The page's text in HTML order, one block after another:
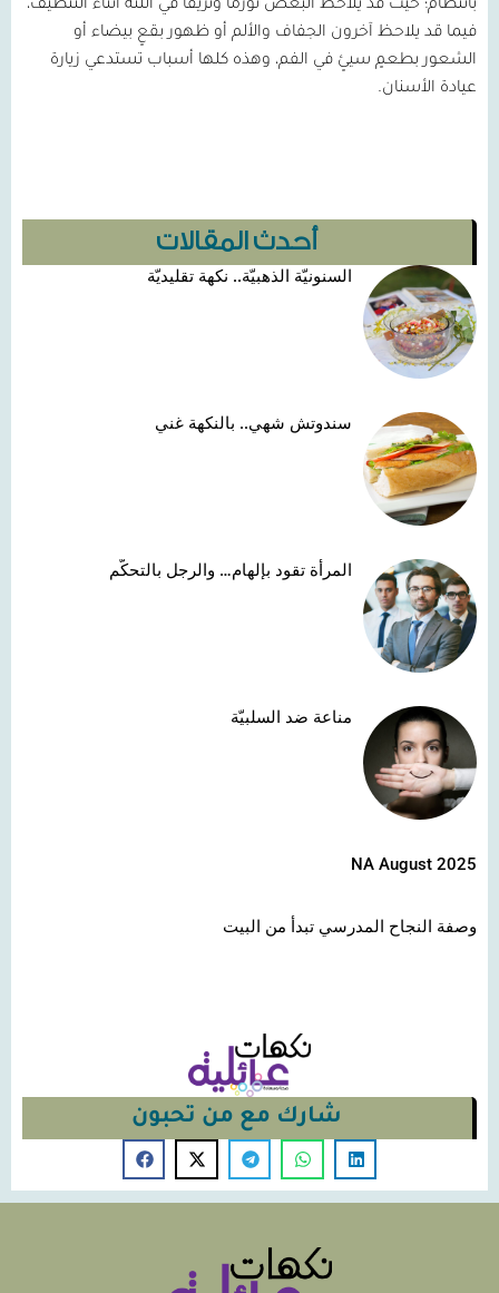
أحدث المقالات
السنونيّة الذهبيّة.. نكهة تقليديّة
سندوتش شهي.. بالنكهة غني
المرأة تقود بإلهام… والرجل بالتحكّم
مناعة ضد السلبيّة
NA August 2025
وصفة النجاح المدرسي تبدأ من البيت
شارك مع من تحبون
بانتظام؛ حيث قد يلاحظ البعض تورمًا ونزيفًا في اللثة أثناء التنظيف،
فيما قد يلاحظ آخرون الجفاف والألم أو ظهور بقعٍ بيضاء أو
الشعور بطعمٍ سيئٍ في الفم، وهذه كلها أسباب تستدعي زيارة
عيادة الأسنان.